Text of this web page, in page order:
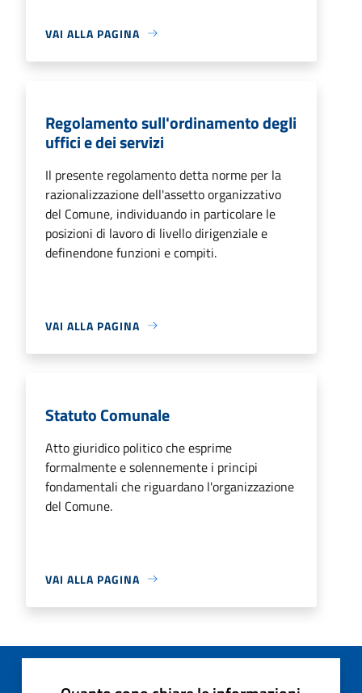
VAI ALLA PAGINA
Regolamento sull'ordinamento degli
uffici e dei servizi
Il presente regolamento detta norme per la
razionalizzazione dell'assetto organizzativo
del Comune, individuando in particolare le
posizioni di lavoro di livello dirigenziale e
definendone funzioni e compiti.
VAI ALLA PAGINA
Statuto Comunale
Atto giuridico politico che esprime
formalmente e solennemente i principi
fondamentali che riguardano l'organizzazione
del Comune.
VAI ALLA PAGINA